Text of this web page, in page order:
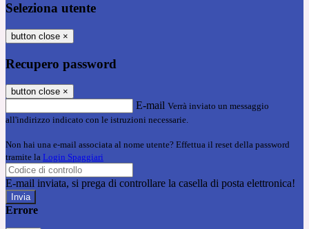
Seleziona utente
button close ×
Recupero password
button close ×
E-mail Verrà inviato un messaggio
all'indirizzo indicato con le istruzioni necessarie.
Non hai una e-mail associata al nome utente? Effettua il reset della password
tramite la Login Spaggiari
E-mail inviata, si prega di controllare la casella di posta elettronica!
Errore